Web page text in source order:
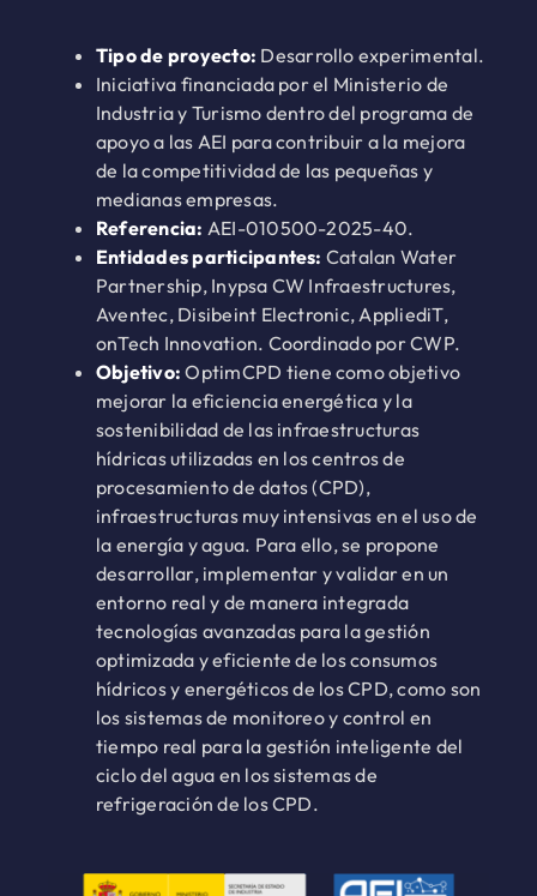
Tipo de proyecto: Desarrollo experimental.
Iniciativa financiada por el Ministerio de
Industria y Turismo dentro del programa de
apoyo a las AEI para contribuir a la mejora
de la competitividad de las pequeñas y
medianas empresas.
Referencia: AEI-010500-2025-40.
Entidades participantes: Catalan Water
Partnership, Inypsa CW Infraestructures,
Aventec, Disibeint Electronic, AppliediT,
onTech Innovation. Coordinado por CWP.
Objetivo: OptimCPD tiene como objetivo
mejorar la eficiencia energética y la
sostenibilidad de las infraestructuras
hídricas utilizadas en los centros de
procesamiento de datos (CPD),
infraestructuras muy intensivas en el uso de
la energía y agua. Para ello, se propone
desarrollar, implementar y validar en un
entorno real y de manera integrada
tecnologías avanzadas para la gestión
optimizada y eficiente de los consumos
hídricos y energéticos de los CPD, como son
los sistemas de monitoreo y control en
tiempo real para la gestión inteligente del
ciclo del agua en los sistemas de
refrigeración de los CPD.